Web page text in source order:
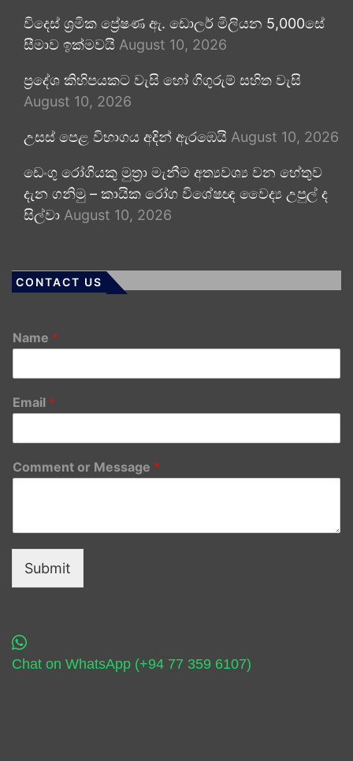
විදෙස් ශ්‍රමික ප්‍රේෂණ ඇ. ඩොලර් මිලියන 5,000සේ
සීමාව ඉක්මවයි August 10, 2026
ප්‍රදේශ කිහිපයකට වැසි හෝ ගිගුරුම් සහිත වැසි
August 10, 2026
උසස් පෙළ විභාගය අදින් ඇරඹෙයි August 10, 2026
ඩෙංගු රෝගියකු ⁣මුත්‍රා මැනීම අත්‍යවශ්‍ය වන හේතුව
දැන ගනිමු – කායික රෝග විශේෂඥ වෛද්‍ය උපුල් ද
සිල්වා August 10, 2026
CONTACT US
Name *
Email *
Comment or Message *
Submit
Chat on WhatsApp (+94 77 359 6107)